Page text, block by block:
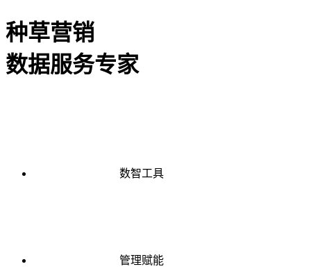
种草营销
数据服务专家
数智工具
管理赋能